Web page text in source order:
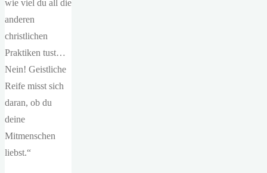
wie viel du all die
anderen
christlichen
Praktiken tust…
Nein! Geistliche
Reife misst sich
daran, ob du
deine
Mitmenschen
liebst.“